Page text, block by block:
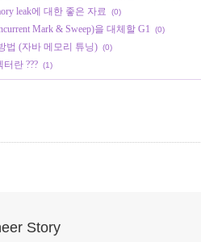
leak에 대한 좋은 자료 (0)
Mark & Sweep)을 대체할 G1 (0)
법 (자바 메모리 튜닝) (0)
터란 ??? (1)
Story